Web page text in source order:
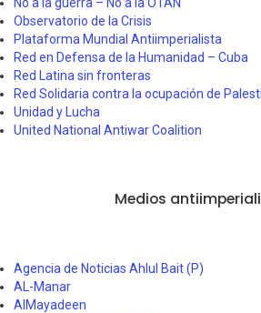
Observatorio de la Crisis
Plataforma Mundial Antiimperialista
Red en Defensa de la Humanidad – Cuba
Red Latina sin fronteras
Red Solidaria contra la ocupación de
Unidad y Lucha
United National Antiwar Coalition
Medios
Agencia de Noticias Ahlul Bait (P)
AL-Manar
AlMayadeen